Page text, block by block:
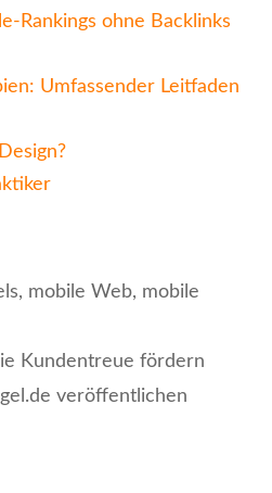
Rankings ohne Backlinks
Umfassender Leitfaden
, mobile Web, mobile
Kundentreue fördern
veröffentlichen